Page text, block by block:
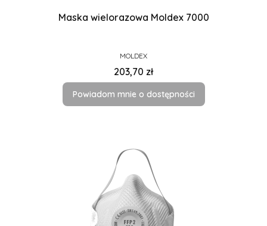
Maska wielorazowa Moldex 7000
PRODUCENT
MOLDEX
Cena
203,70 zł
Powiadom mnie o dostępności